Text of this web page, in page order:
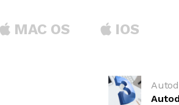
MAC OS IOS